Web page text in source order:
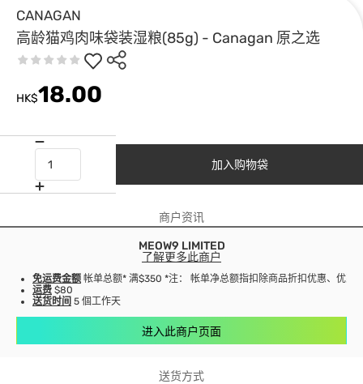
CANAGAN
高龄猫鸡肉味袋装湿粮(85g) - Canagan 原之选
HK$18.00
加入购物袋
商户资讯
MEOW9 LIMITED
了解更多此商户
免运费金额 帐单总额* 满$350 *注： 帐单净总额指扣除商品折扣优惠、优惠
运费 $80
送货时间 5 個工作天
进入此商户页面
送货方式